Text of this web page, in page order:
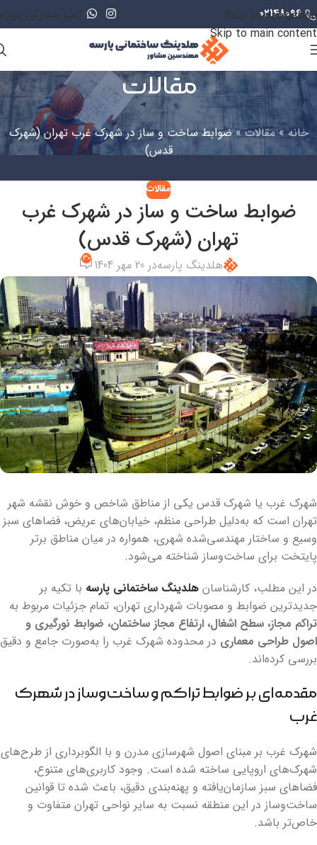
Skip to navigation
Skip to main content
02148096 ثبت سفارش پروژه
مقالات
خانه»مقالات»ضوابط ساخت و ساز در شهرک غرب تهران (شهرک
قدس)
مقالات
ضوابط ساخت و ساز در شهرک غرب
تهران (شهرک قدس)
هلدینگ پارسهدر 20 مهر 1404 30
شهرک غرب یا شهرک قدس یکی از مناطق شاخص و خوش نقشه شهر
تهران است که به‌دلیل طراحی منظم، خیابان‌های عریض، فضاهای سبز
وسیع و ساختار مهندسی‌شده شهری، همواره در میان مناطق برتر
پایتخت برای ساخت‌وساز شناخته می‌شود.
در این مطلب، کارشناسان هلدینگ ساختمانی پارسه با تکیه بر
جدیدترین ضوابط و مصوبات شهرداری تهران، تمام جزئیات مربوط به
تراکم مجاز، سطح اشغال، ارتفاع مجاز ساختمان، ضوابط نورگیری و
اصول طراحی معماری در محدوده شهرک غرب را به‌صورت جامع و دقیق
بررسی کرده‌اند.
مقدمه‌ای بر ضوابط تراکم و ساخت‌وساز در شهرک
غرب
شهرک غرب بر مبنای اصول شهرسازی مدرن و با الگوبرداری از طرح‌های
شهرک‌های اروپایی ساخته شده است. وجود کاربری‌های متنوع،
فضاهای سبز سازمان‌یافته و پهنه‌بندی دقیق، باعث شده تا قوانین
ساخت‌وساز در این منطقه نسبت به سایر نواحی تهران متفاوت و
خاص‌تر باشد.